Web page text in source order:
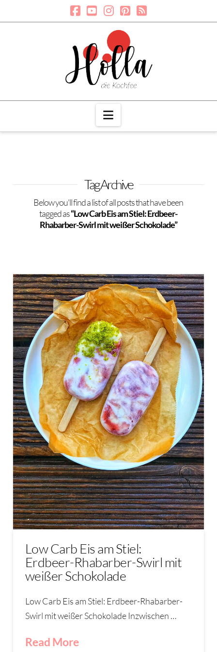
Navigation
Tag Archive
Below you'll find a list of all posts that have been
tagged as“Low Carb Eis am Stiel: Erdbeer-
Rhabarber-Swirl mit weißer Schokolade”
Low Carb Eis am Stiel:
Erdbeer-Rhabarber-Swirl mit
weißer Schokolade
Low Carb Eis am Stiel: Erdbeer-Rhabarber-
Swirl mit weißer Schokolade Inzwischen …
Read More